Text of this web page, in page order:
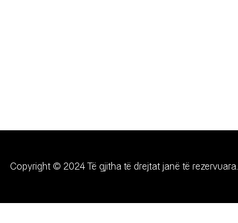
Copyright © 2024 Të gjitha të drejtat janë të rezervuara.